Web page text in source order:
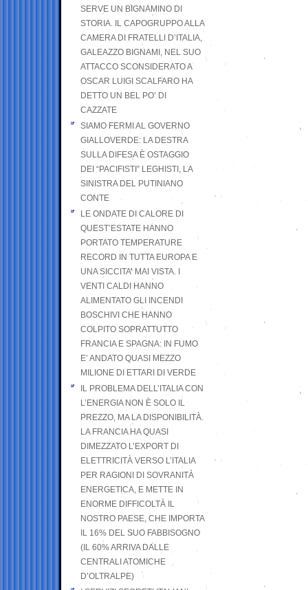
SERVE UN BIGNAMINO DI
STORIA. IL CAPOGRUPPO ALLA
CAMERA DI FRATELLI D’ITALIA,
GALEAZZO BIGNAMI, NEL SUO
ATTACCO SCONSIDERATO A
OSCAR LUIGI SCALFARO HA
DETTO UN BEL PO’ DI
CAZZATE
SIAMO FERMI AL GOVERNO
GIALLOVERDE: LA DESTRA
SULLA DIFESA È OSTAGGIO
DEI “PACIFISTI” LEGHISTI, LA
SINISTRA DEL PUTINIANO
CONTE
LE ONDATE DI CALORE DI
QUEST’ESTATE HANNO
PORTATO TEMPERATURE
RECORD IN TUTTA EUROPA E
UNA SICCITA’ MAI VISTA. I
VENTI CALDI HANNO
ALIMENTATO GLI INCENDI
BOSCHIVI CHE HANNO
COLPITO SOPRATTUTTO
FRANCIA E SPAGNA: IN FUMO
E’ ANDATO QUASI MEZZO
MILIONE DI ETTARI DI VERDE
IL PROBLEMA DELL’ITALIA CON
L’ENERGIA NON È SOLO IL
PREZZO, MA LA DISPONIBILITÀ.
LA FRANCIA HA QUASI
DIMEZZATO L’EXPORT DI
ELETTRICITÀ VERSO L’ITALIA
PER RAGIONI DI SOVRANITÀ
ENERGETICA, E METTE IN
ENORME DIFFICOLTÀ IL
NOSTRO PAESE, CHE IMPORTA
IL 16% DEL SUO FABBISOGNO
(IL 60% ARRIVA DALLE
CENTRALI ATOMICHE
D’OLTRALPE)